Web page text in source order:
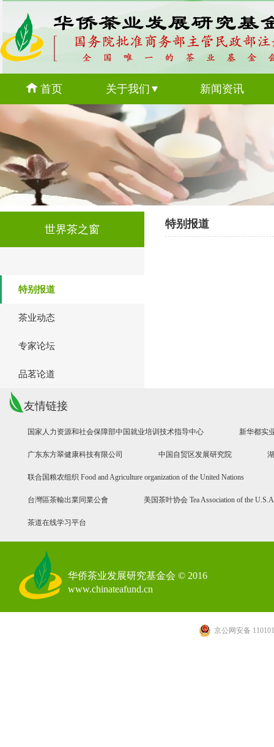
首页 关于我们 新闻资讯
世界茶之窗
特别报道
茶业动态
专家论坛
品茗论道
特别报道
友情链接
国家人力资源和社会保障部中国就业培训技术指导中心 新华都实
广东东方翠健康科技有限公司 中国自贸区发展研究院
联合国粮农组织 Food and Agriculture organization of the United Nations
台灣區茶輸出業同業公會 美国茶叶协会 Tea Association of the U.S.A
茶道在线学习平台
华侨茶业发展研究基金会 © 2016
www.chinateafund.cn
京公网安备